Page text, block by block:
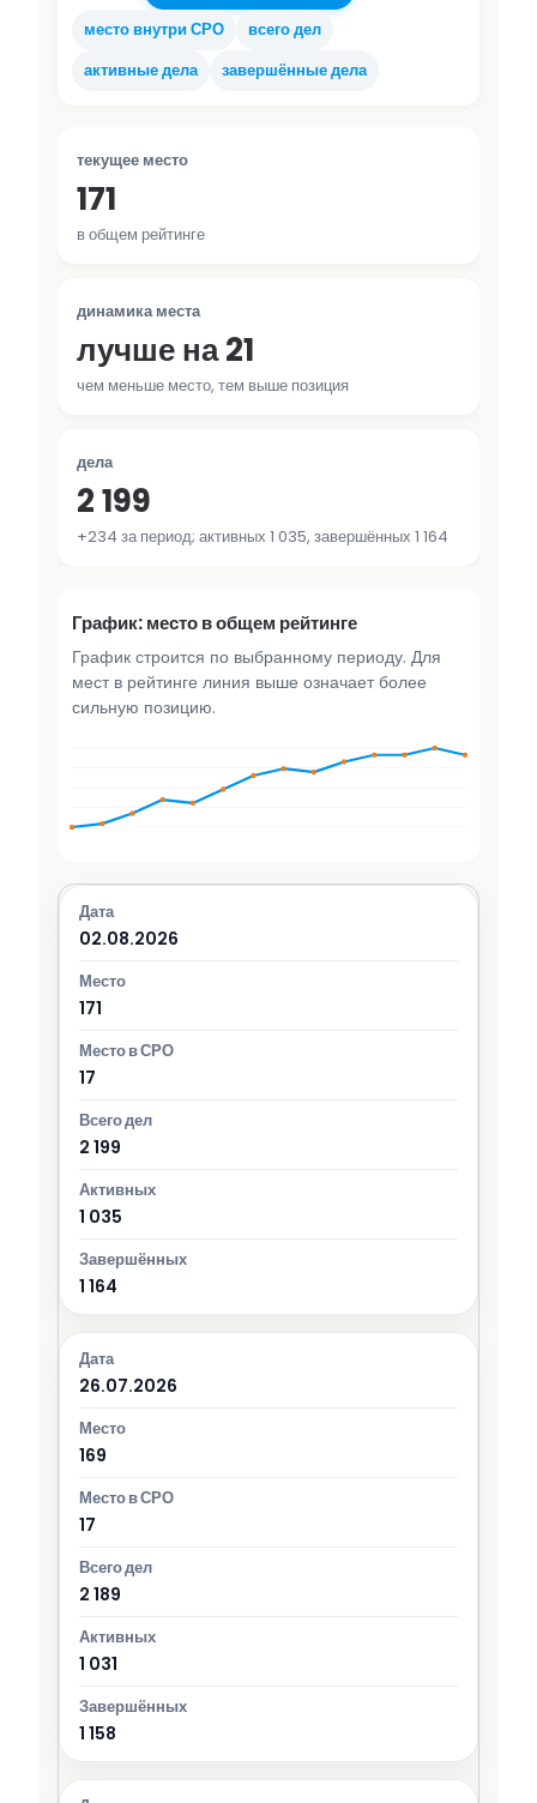
место внутри СРО
всего дел
активные дела
завершённые дела
текущее место
171
в общем рейтинге
динамика места
лучше на 21
чем меньше место, тем выше позиция
дела
2 199
+234 за период; активных 1 035, завершённых 1 164
График: место в общем рейтинге
График строится по выбранному периоду. Для
мест в рейтинге линия выше означает более
сильную позицию.
02.08.2026
171
17
2 199
1 035
1 164
26.07.2026
169
17
2 189
1 031
1 158